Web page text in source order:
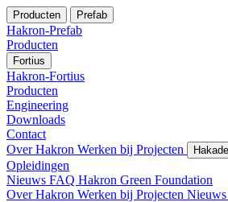
Producten Prefab
Hakron-Prefab
Producten
Fortius
Hakron-Fortius
Producten
Engineering
Downloads
Contact
Over Hakron Werken bij Projecten
Opleidingen
Nieuws FAQ Hakron Green Foundation
Over Hakron Werken bij Projecten Nieuws